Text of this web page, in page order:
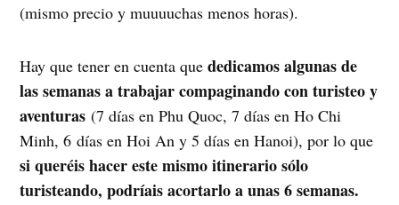
(mismo precio y muuuuchas menos horas).
Hay que tener en cuenta que dedicamos algunas de
las semanas a trabajar compaginando con turisteo y
aventuras(7 días en Phu Quoc, 7 días en Ho Chi
Minh, 6 días en Hoi An y 5 días en Hanoi), por lo que
si queréis hacer este mismo itinerario sólo
turisteando, podríais acortarlo a unas 6 semanas.